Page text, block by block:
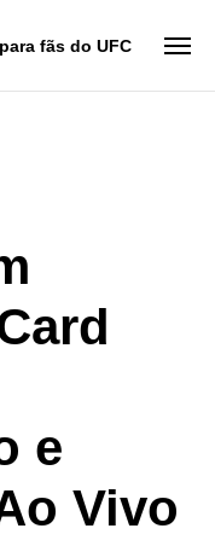
fãs do UFC
e
Vivo